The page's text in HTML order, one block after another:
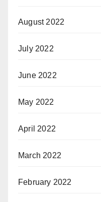
August 2022
July 2022
June 2022
May 2022
April 2022
March 2022
February 2022